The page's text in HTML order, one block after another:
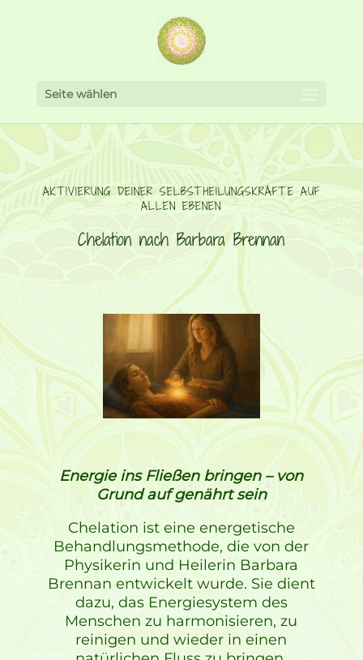
Seite wählen
AKTIVIERUNG DEINER SELBSTHEILUNGSKRÄFTE AUF
ALLEN EBENEN
Chelation nach Barbara Brennan
Energie ins Fließen bringen – von
Grund auf genährt sein
Chelation ist eine energetische
Behandlungsmethode, die von der
Physikerin und Heilerin Barbara
Brennan entwickelt wurde. Sie dient
dazu, das Energiesystem des
Menschen zu harmonisieren, zu
reinigen und wieder in einen